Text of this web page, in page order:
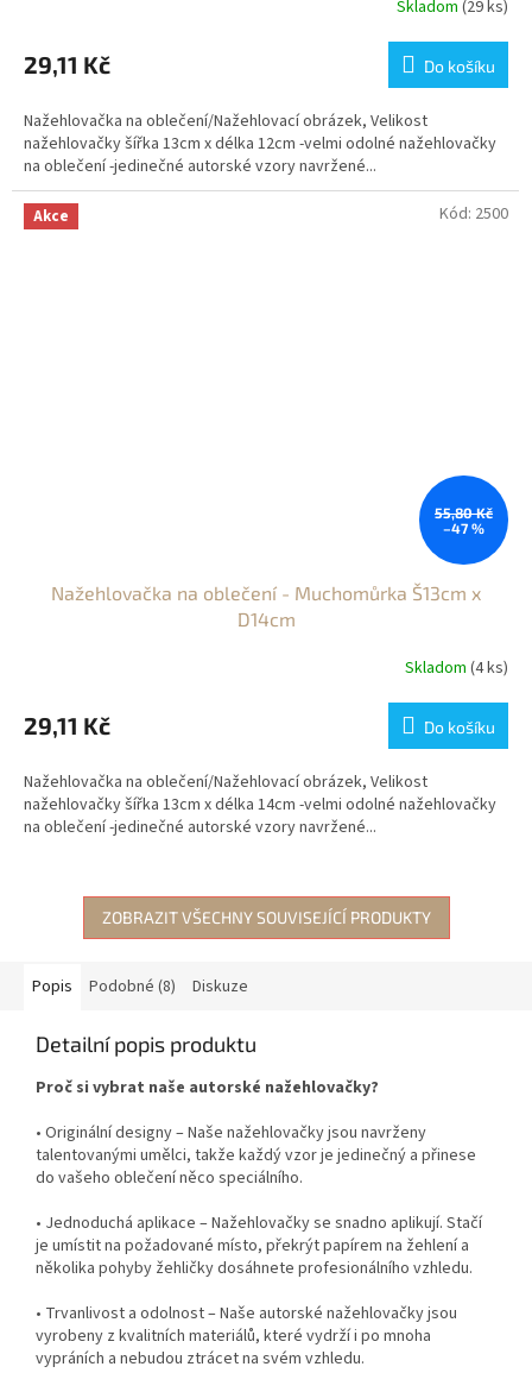
Skladom (29 ks)
29,11 Kč Do košíku
Nažehlovačka na oblečení/Nažehlovací obrázek, Velikost
nažehlovačky šířka 13cm x délka 12cm -velmi odolné nažehlovačky
na oblečení -jedinečné autorské vzory navržené...
Akce
55,80 Kč
–47 %
Nažehlovačka na oblečení - Muchomůrka Š13cm x
D14cm
Skladom (4 ks)
29,11 Kč Do košíku
Nažehlovačka na oblečení/Nažehlovací obrázek, Velikost
nažehlovačky šířka 13cm x délka 14cm -velmi odolné nažehlovačky
na oblečení -jedinečné autorské vzory navržené...
Kód: 2500
ZOBRAZIT VŠECHNY SOUVISEJÍCÍ PRODUKTY
Popis Podobné (8) Diskuze
Detailní popis produktu
Proč si vybrat naše autorské nažehlovačky?
• Originální designy – Naše nažehlovačky jsou navrženy
talentovanými umělci, takže každý vzor je jedinečný a přinese
do vašeho oblečení něco speciálního.
• Jednoduchá aplikace – Nažehlovačky se snadno aplikují. Stačí
je umístit na požadované místo, překrýt papírem na žehlení a
několika pohyby žehličky dosáhnete profesionálního vzhledu.
• Trvanlivost a odolnost – Naše autorské nažehlovačky jsou
vyrobeny z kvalitních materiálů, které vydrží i po mnoha
vypráních a nebudou ztrácet na svém vzhledu.